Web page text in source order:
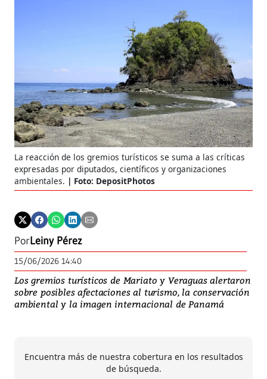
La reacción de los gremios turísticos se suma a las críticas
expresadas por diputados, científicos y organizaciones
ambientales.
Foto: DepositPhotos
PorLeiny Pérez
15/06/2026 14:40
Los gremios turísticos de Mariato y Veraguas alertaron
sobre posibles afectaciones al turismo, la conservación
ambiental y la imagen internacional de Panamá
Encuentra más de nuestra cobertura en los resultados
de búsqueda.